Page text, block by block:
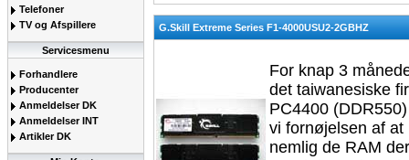
Telefoner
TV og Afspillere
Servicesmenu
Forhandlere
Producenter
Anmeldelser DK
Anmeldelser INT
Artikler DK
G.Skill Extreme Series F1-4000USU2-2GBHZ
For knap 3
det taiwanesiske
PC4400
vi fornøjelsen af at
nemlig de RAM